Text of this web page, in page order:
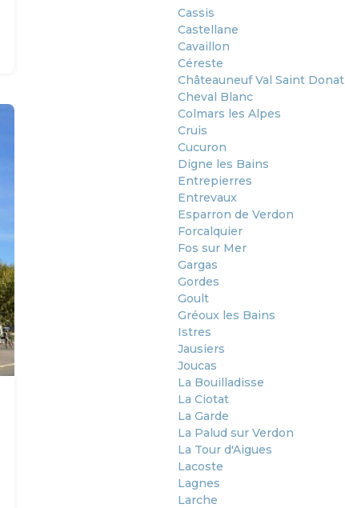
Cassis
Castellane
Cavaillon
Céreste
Châteauneuf Val Saint Donat
Cheval Blanc
Colmars les Alpes
Cruis
Cucuron
Digne les Bains
Entrepierres
Entrevaux
Esparron de Verdon
Forcalquier
Fos sur Mer
Gargas
Gordes
Goult
Gréoux les Bains
Istres
Jausiers
Joucas
La Bouilladisse
La Ciotat
La Garde
La Palud sur Verdon
La Tour d'Aigues
Lacoste
Lagnes
Larche